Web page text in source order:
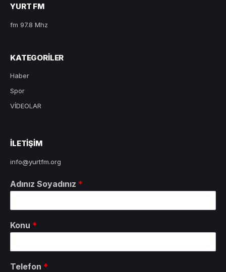
YURT FM
fm 97.8 Mhz
KATEGORILER
Haber
Spor
VİDEOLAR
ILETIŞIM
info@yurtfm.org
Adınız Soyadınız *
Konu *
Telefon *